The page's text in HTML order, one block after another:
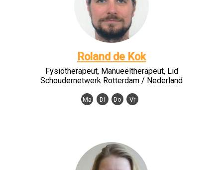
Roland de Kok
Fysiotherapeut, Manueeltherapeut, Lid
Schoudernetwerk Rotterdam / Nederland
Ma Di Do Vr